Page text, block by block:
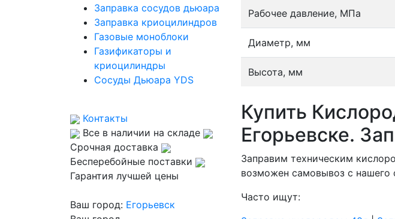
Заправка сосудов дьюара
Заправка криоцилиндров
Газовые моноблоки
Газификаторы и
криоцилиндры
Сосуды Дьюара YDS
Контакты
Все в наличии на складе
Срочная доставка
Бесперебойные поставки
Гарантия лучшей цены
Ваш город: Егорьевск
Рабочее давление, МПа
Диаметр, мм
Высота, мм
Купить
Егорьевске.
Заправим техническим
возможен самовывоз с нашего
Часто ищут: